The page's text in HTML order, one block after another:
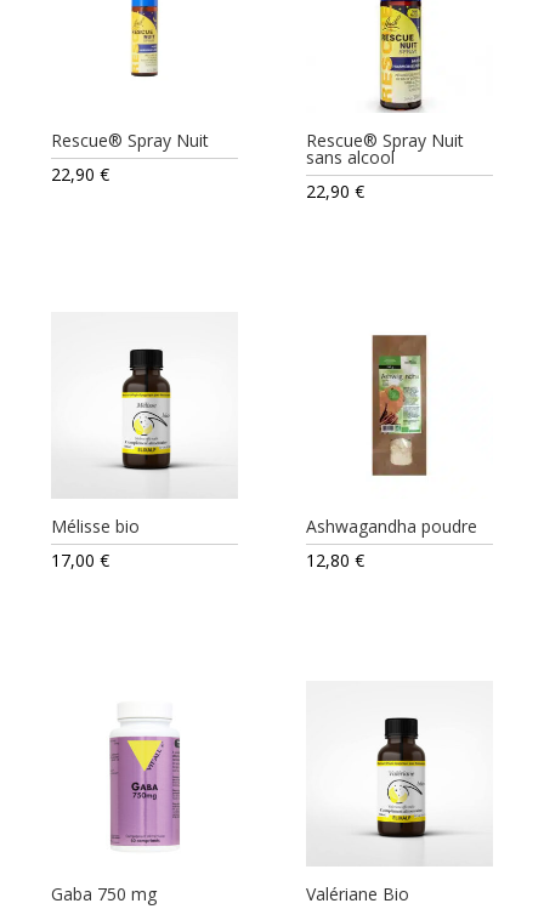
Rescue® Spray Nuit
22,90€
Rescue® Spray Nuit
sans alcool
22,90€
Mélisse bio
17,00€
Ashwagandha poudre
12,80€
Gaba 750 mg
Valériane Bio